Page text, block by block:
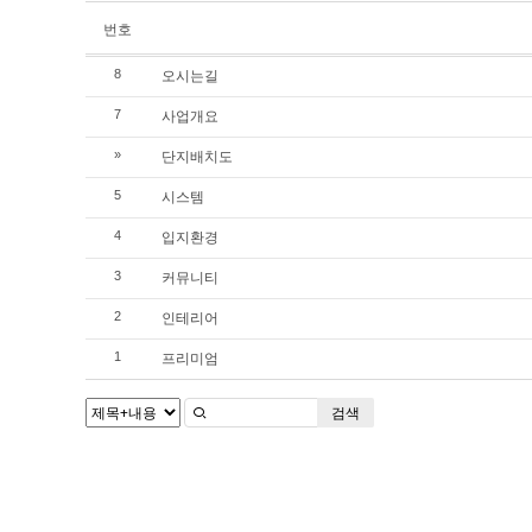
번호
8 오시는길
7 사업개요
» 단지배치도
5 시스템
4 입지환경
3 커뮤니티
2 인테리어
1 프리미엄
검색